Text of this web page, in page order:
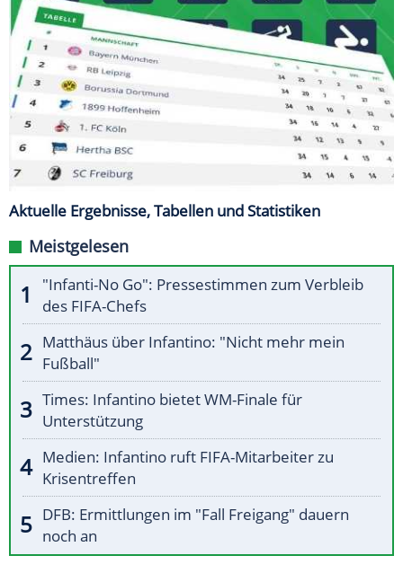
Aktuelle Ergebnisse, Tabellen und Statistiken
Meistgelesen
"Infanti-No Go": Pressestimmen zum Verbleib
des FIFA-Chefs
Matthäus über Infantino: "Nicht mehr mein
Fußball"
Times: Infantino bietet WM-Finale für
Unterstützung
Medien: Infantino ruft FIFA-Mitarbeiter zu
Krisentreffen
DFB: Ermittlungen im "Fall Freigang" dauern
noch an